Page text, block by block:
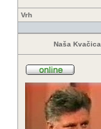
Vrh
Naša Kvačica